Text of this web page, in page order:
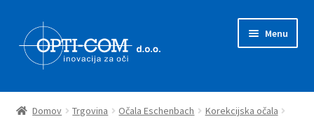
Skip
to
navigation
Skip
to
content
Menu
Prodajni program
child
Domov Trgovina Očala Eschenbach
Korekcijska očala